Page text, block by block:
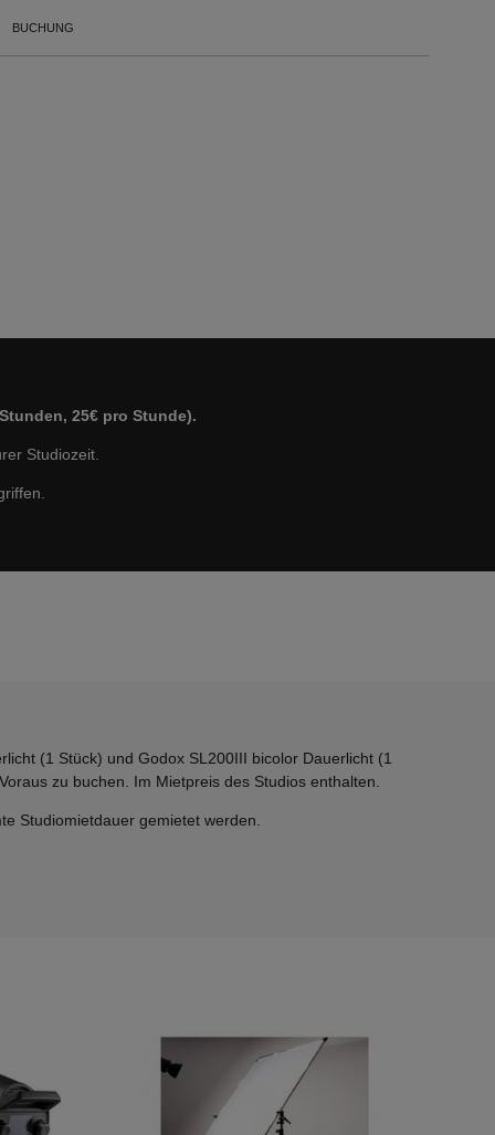
BUCHUNG
25€ pro Stunde).
Studiozeit.
(1 Stück) und Godox SL200III bicolor Dauerlicht (1
zu buchen. Im Mietpreis des Studios enthalten.
Studiomietdauer gemietet werden.